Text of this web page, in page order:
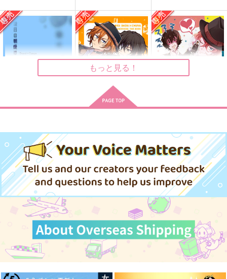
サンプル サンプル
作品詳細
サンプル
作品詳細
真綿の実験室
distraction
1,729円（税込）
太宰治×中原中也
サンプル
作品詳細
べっこうに夜華
木枯らしキャンプ
サンプル
作品詳細
distraction
787円
太宰治×中原中也
サンプル
作品詳細
電子頭脳学
専売 315 （税込）
文豪ストレイドッグス
太宰治×中原中也
サンプル
カート
Juice stock
専売 385円（税込）
太宰治×中原中也
乙になります。
専売 629円（税込）
文豪ストレイドッグス
太宰治×中原中也
サンプル
もっと見る！